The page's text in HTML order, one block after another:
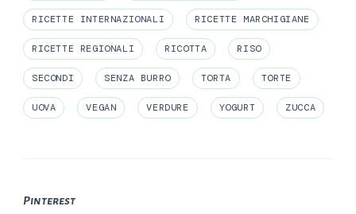
RICETTE INTERNAZIONALI RICETTE MARCHIGIANE
RICETTE REGIONALI RICOTTA RISO
SECONDI SENZA BURRO TORTA TORTE
UOVA VEGAN VERDURE YOGURT ZUCCA
Pinterest